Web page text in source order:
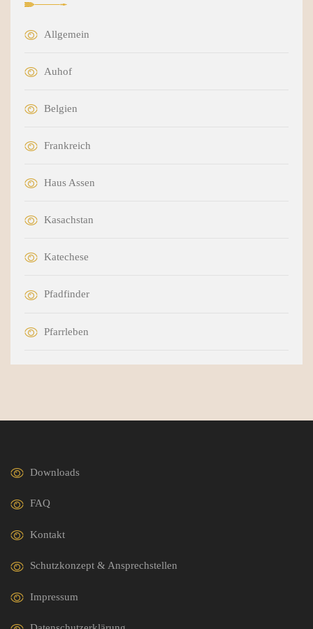
Allgemein
Auhof
Belgien
Frankreich
Haus Assen
Kasachstan
Katechese
Pfadfinder
Pfarrleben
Downloads
FAQ
Kontakt
Schutzkonzept & Ansprechstellen
Impressum